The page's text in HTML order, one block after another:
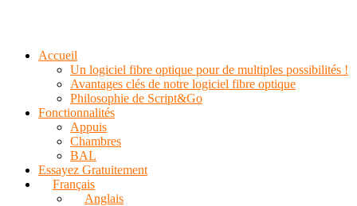
Accueil
Un logiciel fibre optique pour de multiples possibilités !
Avantages clés de notre logiciel fibre optique
Philosophie de Script&Go
Fonctionnalités
Appuis
Chambres
BAL
Essayez Gratuitement
Français
Anglais